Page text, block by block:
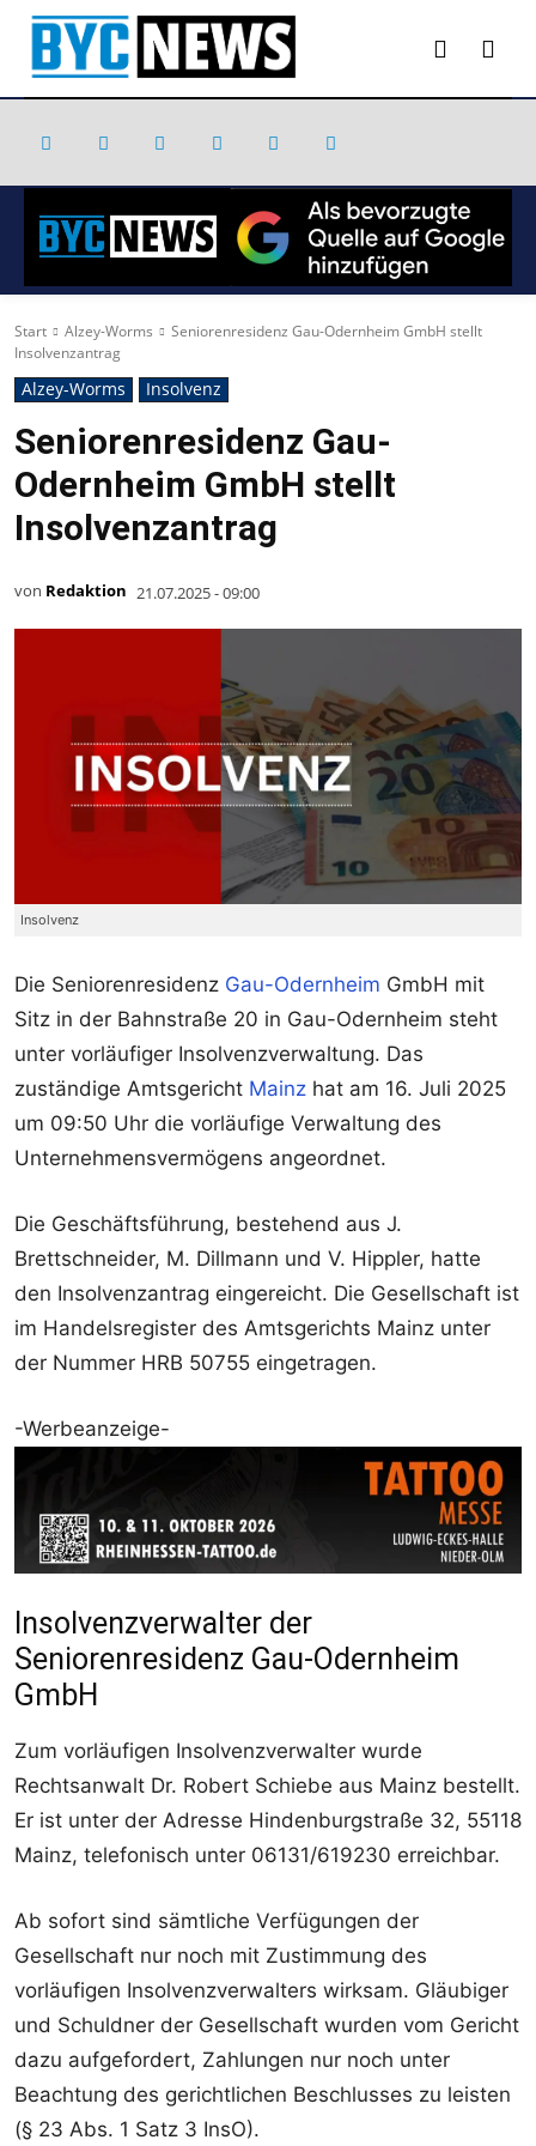
Start Alzey-Worms
Seniorenresidenz Gau-Odernheim GmbH stellt
Insolvenzantrag
Alzey-Worms Insolvenz
Seniorenresidenz Gau-
Odernheim GmbH stellt
Insolvenzantrag
von Redaktion 21.07.2025 - 09:00
Insolvenz
Die Seniorenresidenz Gau-Odernheim GmbH mit
Sitz in der Bahnstraße 20 in Gau-Odernheim steht
unter vorläufiger Insolvenzverwaltung. Das
zuständige Amtsgericht Mainz hat am 16. Juli 2025
um 09:50 Uhr die vorläufige Verwaltung des
Unternehmensvermögens angeordnet.
Die Geschäftsführung, bestehend aus J.
Brettschneider, M. Dillmann und V. Hippler, hatte
den Insolvenzantrag eingereicht. Die Gesellschaft ist
im Handelsregister des Amtsgerichts Mainz unter
der Nummer HRB 50755 eingetragen.
-Werbeanzeige-
Insolvenzverwalter der
Seniorenresidenz Gau-Odernheim
GmbH
Zum vorläufigen Insolvenzverwalter wurde
Rechtsanwalt Dr. Robert Schiebe aus Mainz bestellt.
Er ist unter der Adresse Hindenburgstraße 32, 55118
Mainz, telefonisch unter 06131/619230 erreichbar.
Ab sofort sind sämtliche Verfügungen der
Gesellschaft nur noch mit Zustimmung des
vorläufigen Insolvenzverwalters wirksam. Gläubiger
und Schuldner der Gesellschaft wurden vom Gericht
dazu aufgefordert, Zahlungen nur noch unter
Beachtung des gerichtlichen Beschlusses zu leisten
(§ 23 Abs. 1 Satz 3 InsO).